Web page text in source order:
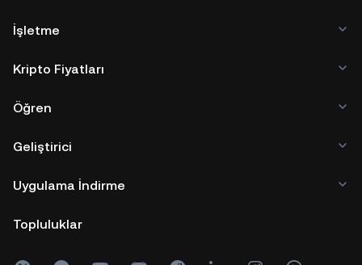
İşletme
Kripto Fiyatları
Öğren
Geliştirici
Uygulama İndirme
Topluluklar